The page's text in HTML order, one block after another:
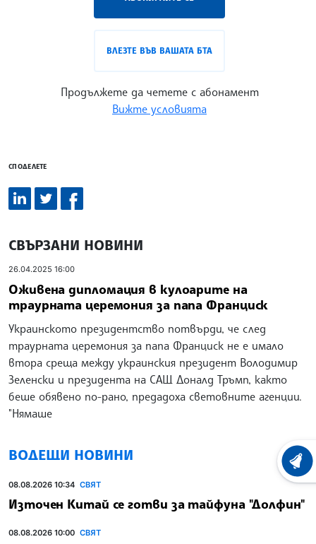
ВЛЕЗТЕ ВЪВ ВАШАТА БТА
Продължете да четете с абонамент
Вижте условията
СПОДЕЛЕТЕ
СВЪРЗАНИ НОВИНИ
26.04.2025 16:00
Оживена дипломация в кулоарите на
траурната церемония за папа Франциск
Украинското президентство потвърди, че след
траурната церемония за папа Франциск не е имало
втора среща между украинския президент Володимир
Зеленски и президента на САЩ Доналд Тръмп, както
беше обявено по-рано, предадоха световните агенции.
"Нямаше
ВОДЕЩИ НОВИНИ
08.08.2026 10:34 СВЯТ
Източен Китай се готви за тайфуна "Долфин"
08.08.2026 10:00 СВЯТ